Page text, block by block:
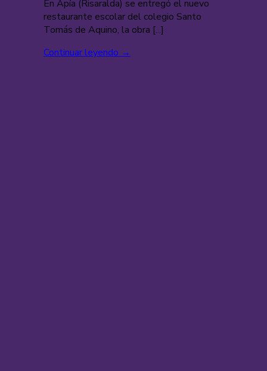
En Apía (Risaralda) se entregó el nuevo
restaurante escolar del colegio Santo
Tomás de Aquino, la obra [...]
Continuar leyendo →